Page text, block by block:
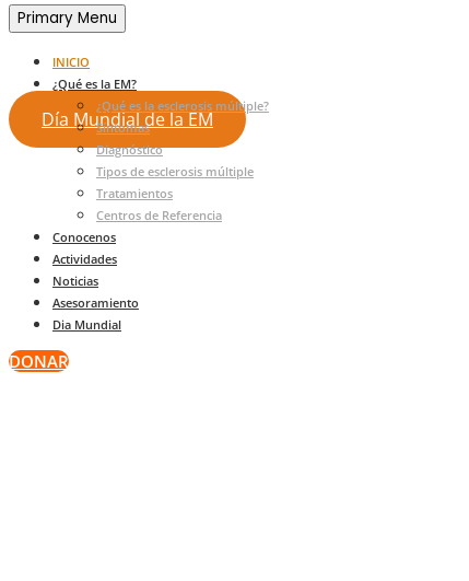
Primary Menu
INICIO
¿Qué es la EM?
¿Qué es la esclerosis múltiple?
Síntomas
Diagnóstico
Tipos de esclerosis múltiple
Tratamientos
Centros de Referencia
Conocenos
Actividades
Noticias
Asesoramiento
Dia Mundial
DONAR
Encontrá
Día Mundial de la EM